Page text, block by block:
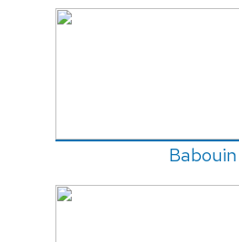
Babouin